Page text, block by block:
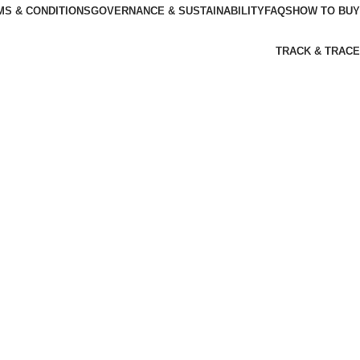
& CONDITIONSGOVERNANCE & SUSTAINABILITYFAQS HOW TO BUY
TRACK & TRACE